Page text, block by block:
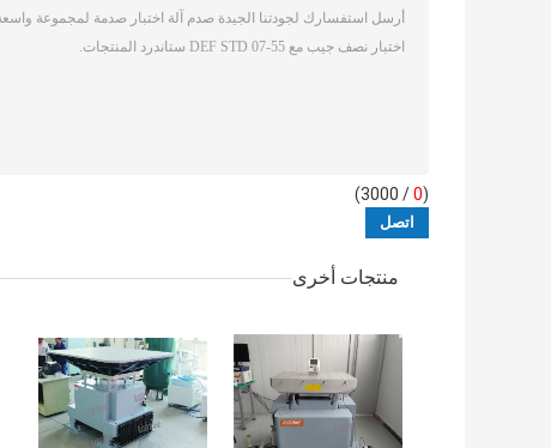
(
0
/ 3000)
منتجات أخرى